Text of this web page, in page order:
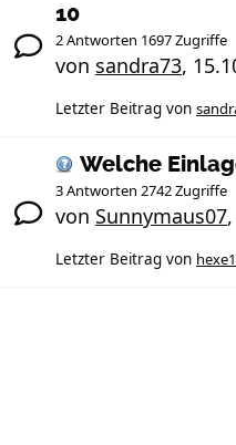
10
2 Antworten 1697 Zugriffe
von sandra73,
Letzter Beitrag von
Welche
3 Antworten 2742 Zugriffe
von Sunnymaus07,
Letzter Beitrag von